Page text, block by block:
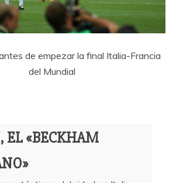
de empezar la final Italia-Francia
del Mundial
EL «BECKHAM